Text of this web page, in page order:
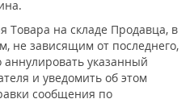
Товара на складе Продавца, в
не зависящим от последнего,
указанный
и уведомить об этом
сообщения по